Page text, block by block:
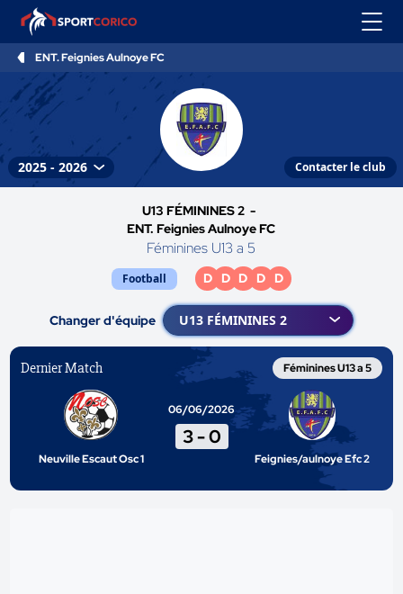
ENT. Feignies Aulnoye FC
Contacter le club
U13 FÉMININES 2 -
ENT. Feignies Aulnoye FC
Féminines U13 a 5
Football D D D D D
Changer d'équipe
Dernier Match Féminines U13 a 5
Neuville Escaut Osc 1
06/06/2026
3-0
Feignies/aulnoye Efc 2